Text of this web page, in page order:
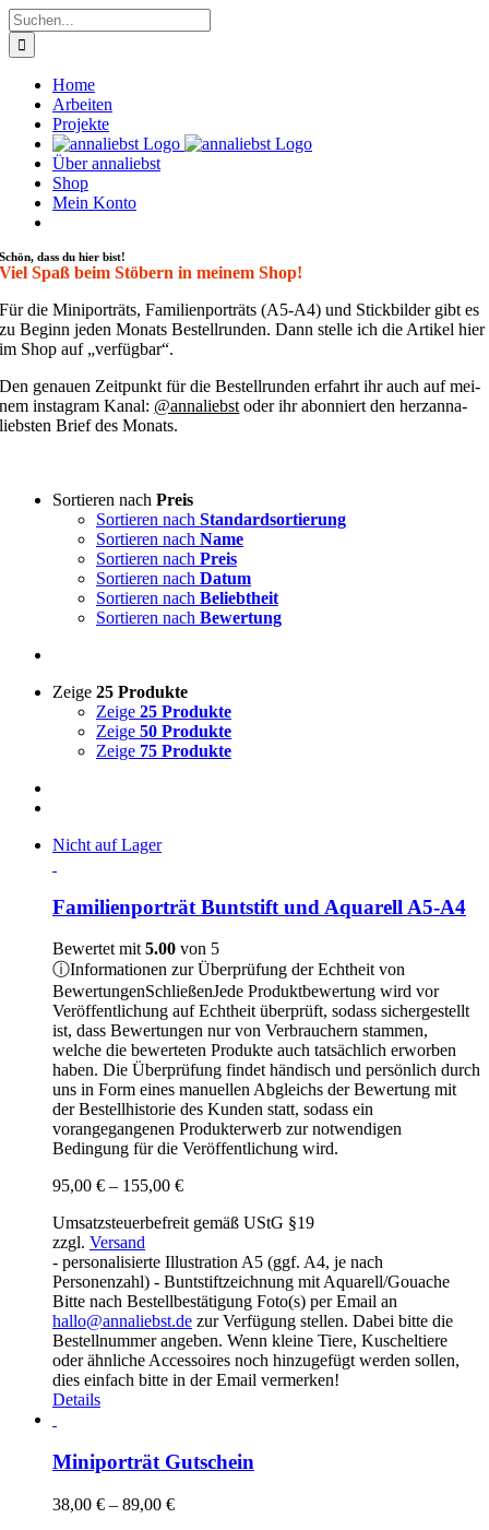
Zum
Inhalt
springen
Suche
nach:
Home
Arbeiten
Projekte
Über annaliebst
Shop
Mein Konto
Schön, dass du hier bist!
Viel Spaß beim Stöbern in meinem Shop!
Für die Mini­por­träts, Fami­li­en­por­träts (A5-A4) und Stick­bil­der gibt es
zu Beginn jeden Monats Bestell­run­den. Dann stel­le ich die Arti­kel hier
im Shop auf „ver­füg­bar“.
Den genau­en Zeit­punkt für die Bestell­run­den erfahrt ihr auch auf mei­
nem insta­gram Kanal: @annaliebst oder ihr abon­niert den her­zan­na­
liebs­ten Brief des Monats.
Sortieren nach Preis
Sortieren nach Standardsortierung
Sortieren nach Name
Sortieren nach Preis
Sortieren nach Datum
Sortieren nach Beliebtheit
Sortieren nach Bewertung
Zeige 25 Produkte
Zeige 25 Produkte
Zeige 50 Produkte
Zeige 75 Produkte
Nicht auf Lager
Familienporträt Buntstift und Aquarell A5-A4
Bewertet mit5.00 von 5
ⓘInformationen zur Überprüfung der Echtheit von
BewertungenSchließenJede Produktbewertung wird vor
Veröffentlichung auf Echtheit überprüft, sodass sichergestellt
ist, dass Bewertungen nur von Verbrauchern stammen,
welche die bewerteten Produkte auch tatsächlich erworben
haben. Die Überprüfung findet händisch und persönlich durch
uns in Form eines manuellen Abgleichs der Bewertung mit
der Bestellhistorie des Kunden statt, sodass ein
vorangegangenen Produkterwerb zur notwendigen
Bedingung für die Veröffentlichung wird.
95,00 € – 155,00 €Preisspanne:
bis
Umsatzsteuerbefreit gemäß UStG §19
zzgl. Versand
- personalisierte Illustration A5 (ggf. A4, je nach
Personenzahl) - Buntstiftzeichnung mit Aquarell/Gouache
Bitte nach Bestellbestätigung Foto(s) per Email an
hallo@annaliebst.de zur Verfügung stellen. Dabei bitte die
Bestellnummer angeben. Wenn kleine Tiere, Kuscheltiere
oder ähnliche Accessoires noch hinzugefügt werden sollen,
dies einfach bitte in der Email vermerken!
Details
Miniporträt Gutschein
38,00 € – 89,00 €Preisspanne: